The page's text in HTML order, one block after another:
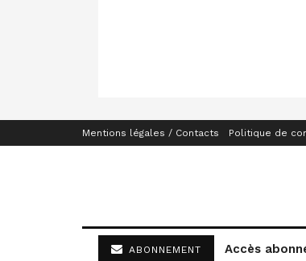
Mentions légales / Contacts Politique de
ABONNEMENT Accès